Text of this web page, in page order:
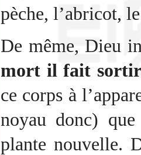
pèche, l’abricot,
De même, Dieu
mort il fait
ce corps à
noyau donc)
plante nouvelle.